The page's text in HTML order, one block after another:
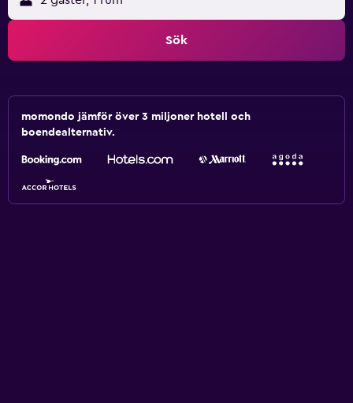
Sök
momondo jämför över 3 miljoner hotell och
boendealternativ.